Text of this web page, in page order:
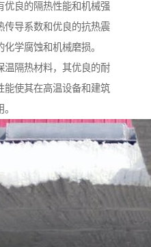
优良的隔热性能和机械强
传导系数和优良的抗热震
学腐蚀和机械磨损。
温隔热材料，其优良的耐
能使其在高温设备和建筑